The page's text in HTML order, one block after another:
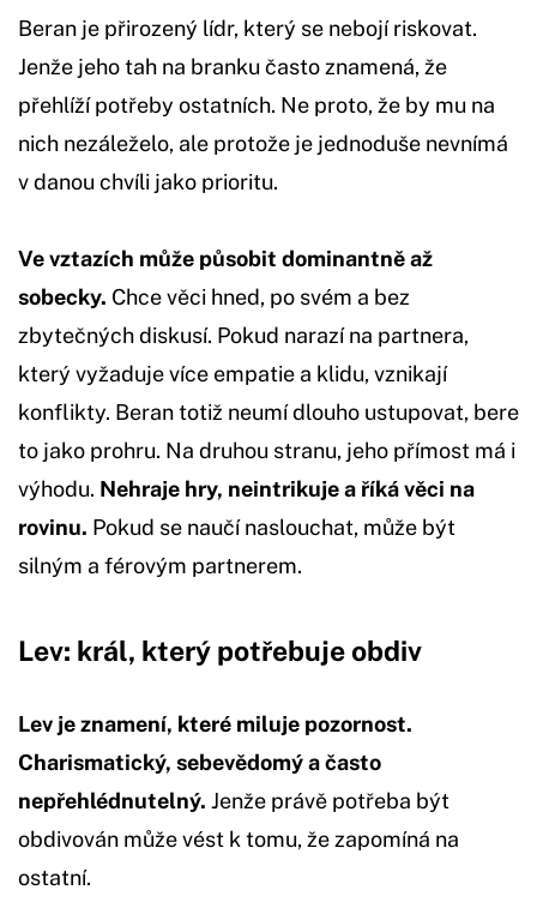
Beran je přirozený lídr, který se nebojí riskovat.
Jenže jeho tah na branku často znamená, že
přehlíží potřeby ostatních. Ne proto, že by mu na
nich nezáleželo, ale protože je jednoduše nevnímá
v danou chvíli jako prioritu.
Ve vztazích může působit dominantně až
sobecky. Chce věci hned, po svém a bez
zbytečných diskusí. Pokud narazí na partnera,
který vyžaduje více empatie a klidu, vznikají
konflikty. Beran totiž neumí dlouho ustupovat, bere
to jako prohru. Na druhou stranu, jeho přímost má i
výhodu. Nehraje hry, neintrikuje a říká věci na
rovinu. Pokud se naučí naslouchat, může být
silným a férovým partnerem.
Lev: král, který potřebuje obdiv
Lev je znamení, které miluje pozornost.
Charismatický, sebevědomý a často
nepřehlédnutelný. Jenže právě potřeba být
obdivován může vést k tomu, že zapomíná na
ostatní.